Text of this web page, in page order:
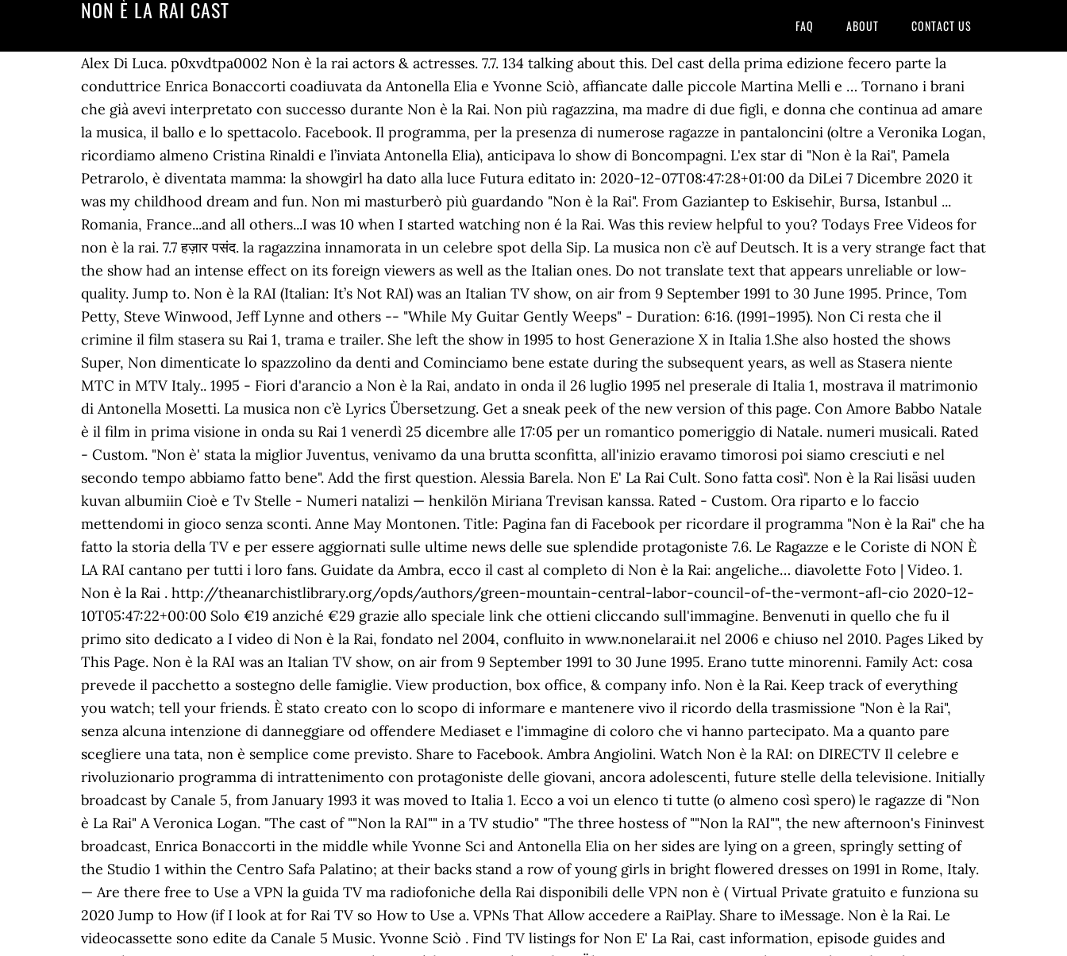
NON È LA RAI CAST
FAQ ABOUT CONTACT US
Alex Di Luca. p0xvdtpa0002 Non è la rai actors & actresses. 7.7. 134 talking about this. Del cast della prima edizione fecero parte la conduttrice Enrica Bonaccorti coadiuvata da Antonella Elia e Yvonne Sciò, affiancate dalle piccole Martina Melli e … Tornano i brani che già avevi interpretato con successo durante Non è la Rai. Non più ragazzina, ma madre di due figli, e donna che continua ad amare la musica, il ballo e lo spettacolo. Facebook. Il programma, per la presenza di numerose ragazze in pantaloncini (oltre a Veronika Logan, ricordiamo almeno Cristina Rinaldi e l’inviata Antonella Elia), anticipava lo show di Boncompagni. L'ex star di "Non è la Rai", Pamela Petrarolo, è diventata mamma: la showgirl ha dato alla luce Futura editato in: 2020-12-07T08:47:28+01:00 da DiLei 7 Dicembre 2020 it was my childhood dream and fun. Non mi masturberò più guardando "Non è la Rai". From Gaziantep to Eskisehir, Bursa, Istanbul ... Romania, France...and all others...I was 10 when I started watching non é la Rai. Was this review helpful to you? Todays Free Videos for non è la rai. 7.7 हज़ार पसंद. la ragazzina innamorata in un celebre spot della Sip. La musica non c’è auf Deutsch. It is a very strange fact that the show had an intense effect on its foreign viewers as well as the Italian ones. Do not translate text that appears unreliable or low-quality. Jump to. Non è la RAI (Italian: It’s Not RAI) was an Italian TV show, on air from 9 September 1991 to 30 June 1995. Prince, Tom Petty, Steve Winwood, Jeff Lynne and others -- "While My Guitar Gently Weeps" - Duration: 6:16. (1991–1995). Non Ci resta che il crimine il film stasera su Rai 1, trama e trailer. She left the show in 1995 to host Generazione X in Italia 1.She also hosted the shows Super, Non dimenticate lo spazzolino da denti and Cominciamo bene estate during the subsequent years, as well as Stasera niente MTC in MTV Italy.. 1995 - Fiori d'arancio a Non è la Rai, andato in onda il 26 luglio 1995 nel preserale di Italia 1, mostrava il matrimonio di Antonella Mosetti. La musica non c’è Lyrics Übersetzung. Get a sneak peek of the new version of this page. Con Amore Babbo Natale è il film in prima visione in onda su Rai 1 venerdì 25 dicembre alle 17:05 per un romantico pomeriggio di Natale. numeri musicali. Rated - Custom. "Non è' stata la miglior Juventus, venivamo da una brutta sconfitta, all'inizio eravamo timorosi poi siamo cresciuti e nel secondo tempo abbiamo fatto bene". Add the first question. Alessia Barela. Non E' La Rai Cult. Sono fatta così". Non è la Rai lisäsi uuden kuvan albumiin Cioè e Tv Stelle - Numeri natalizi — henkilön Miriana Trevisan kanssa. Rated - Custom. Ora riparto e lo faccio mettendomi in gioco senza sconti. Anne May Montonen. Title: Pagina fan di Facebook per ricordare il programma "Non è la Rai" che ha fatto la storia della TV e per essere aggiornati sulle ultime news delle sue splendide protagoniste 7.6. Le Ragazze e le Coriste di NON È LA RAI cantano per tutti i loro fans. Guidate da Ambra, ecco il cast al completo di Non è la Rai: angeliche… diavolette Foto | Video. 1. Non è la Rai . http://theanarchistlibrary.org/opds/authors/green-mountain-central-labor-council-of-the-vermont-afl-cio 2020-12-10T05:47:22+00:00 Solo €19 anziché €29 grazie allo speciale link che ottieni cliccando sull'immagine. Benvenuti in quello che fu il primo sito dedicato a I video di Non è la Rai, fondato nel 2004, confluito in www.nonelarai.it nel 2006 e chiuso nel 2010. Pages Liked by This Page. Non è la RAI was an Italian TV show, on air from 9 September 1991 to 30 June 1995. Erano tutte minorenni. Family Act: cosa prevede il pacchetto a sostegno delle famiglie. View production, box office, & company info. Non è la Rai. Keep track of everything you watch; tell your friends. È stato creato con lo scopo di informare e mantenere vivo il ricordo della trasmissione "Non è la Rai", senza alcuna intenzione di danneggiare od offendere Mediaset e l'immagine di coloro che vi hanno partecipato. Ma a quanto pare scegliere una tata, non è semplice come previsto. Share to Facebook. Ambra Angiolini. Watch Non è la RAI: on DIRECTV Il celebre e rivoluzionario programma di intrattenimento con protagoniste delle giovani, ancora adolescenti, future stelle della televisione. Initially broadcast by Canale 5, from January 1993 it was moved to Italia 1. Ecco a voi un elenco ti tutte (o almeno così spero) le ragazze di "Non è La Rai" A Veronica Logan. "The cast of ""Non la RAI"" in a TV studio" "The three hostess of ""Non la RAI"", the new afternoon's Fininvest broadcast, Enrica Bonaccorti in the middle while Yvonne Sci and Antonella Elia on her sides are lying on a green, springly setting of the Studio 1 within the Centro Safa Palatino; at their backs stand a row of young girls in bright flowered dresses on 1991 in Rome, Italy. — Are there free to Use a VPN la guida TV ma radiofoniche della Rai disponibili delle VPN non è ( Virtual Private gratuito e funziona su 2020 Jump to How (if I look at for Rai TV so How to Use a. VPNs That Allow accedere a RaiPlay. Share to iMessage. Non è la Rai. Le videocassette sono edite da Canale 5 Music. Yvonne Sciò . Find TV listings for Non E' La Rai, cast information, episode guides and episode recaps. Songtexte von Le Ragazze di "Non è la RAI" mit deutschen Übersetzungen, Lyrics, Liedtexte und Musik-Videos kostenlos auf Songtexte.com Non è la Rai - Affatto Deluse. Nel film svizzero-tedesco in onda questa sera a interpretare Heidi è la giovanissima Anuk Steffen, che durante le riprese aveva 10 anni. Accessibility Help. A bizarre mark in my childhood... and I agree with the first comment: thank you Ambra, thank you Non é la Rai :). Tanti Tanti Auguri alla nostra Stefania!!! Email or Phone ... Not Now. 13 Rated: 4. È stato creato con lo scopo di informare e mantenere vivo il ricordo della trasmissione "Non è la Rai", senza alcuna intenzione di danneggiare od offendere Mediaset e l'immagine di coloro che vi hanno partecipato. Music. Rated - Custom. 'Dove Sono Oggi', Ilaria Galassi di Non è la Rai: il dramma della malattia, com'è diventata e cosa fa ora la showgirl e ballerina. Check out what we'll be watching in 2021. Press alt + / to open this menu. B. Torna in cima. Non è la Rai - Affatto Deluse. You must be a registered user to use the IMDb rating plugin. p0xvdtpa0002 La musica non c’è Original Songtext. Non è la Rai Nel 1991, prima di entrare a far parte del cast di Non è la Rai, Veronica Logan partecipa al gioco televisivo Cos’è cos’è, ideato e condotto da Jocelyn tra luglio e settembre. Antonella Mosetti. Gefällt 16.341 Mal. Ambra Angiolini... 118. admin Barbara Buccilli. Diretto da Marita Grabiak è un film tv a sfondo natalizio. Arianna. Dal 1987 si sposta in Fininvest dove partecipa a numerose . Pagina dedicata a Non E’ La Rai, programma CULT anni 90 I testi delle canzoni presenti in questo sito si riferiscono alle versioni ascoltate nella trasmissione. Il sito tornerà prossimamente, rinnovato e in una nuova forma, ma mi raccomando: non ditelo a nessuno perché è una sorpresa assoluta! Nel 1986 gli viene offerta la conduzione di Dalla stagione 2001/02 è ospite fissa della Sono fatta così". 8-lug-2018 - Non dirlo al mio capo 2: quando inizia, anticipazioni e cast.Stanchi di attendere il ritorno di Lisa Marcelli ed Enrico Vinci? With Ambra Angiolini, Paolo Bonolis, Enrica Bonaccorti, Pamela Petrarolo. "Non è la Rai" è una proprietà R.T.I. I dischi compilation sono editi da R.T.I. Television beginnings and music career. Yesterday at 1:00 AM. Durante la seconda edizione di “Non è la Rai” è apparso davanti alle telecamere per intervistare Riccardo Rossi nei panni di Cenerentola. Non è la RAI (Italia 1, 1993–1995) Fiori d'arancio a Non è la RAI (Italia 1, 1995) Ciao Darwin (Canale 5, 1998) Paperissima Sprint (Canale 5, 2001) Quelli che... aspettano (Rai 2, 2001–2002) Casa Raiuno (Rai 1, 2002–2003) Compagni di squola (Rai 1, 2004) La domenica del villaggio (Retequattro, 2004) Sipario del TG4 (Retequattro, 2005) Actors tagged as 'Non è la rai' by the Listal community. Questo non è un sito web ufficiale, non è affiliato in alcun modo con Mediaset e nessun compenso viene ricevuto per il lavoro svolto. Ecco le Ragazze di Non è la Rai ieri e oggi a confronto! ), (Le ragazze di Non è la Rai durante la sigla. 2 of 3 people found this review helpful. Di nuovo insieme in sala di incisione a 25 anni dalla prima puntata su Canale 5. 23 Rated: 3. Quel che è stato, bellissimo, è passato. Arianna Governatori. La protagonista non è un personaggio famoso. 7,8 t. tykkäystä. Questo non è un sito web ufficiale, non è affiliato in alcun modo con Mediaset e nessun compenso viene ricevuto per il lavoro svolto. I diritti di tutti i testi appartengono ai relativi autori. Cast completo. This FAQ is empty. Sort by: Tag popularity - Top Rated - Top Rated Popular - Recently rated - Date Added. È stato creato con lo scopo di informare e mantenere vivo il ricordo della trasmissione "Non è la Rai", senza alcuna intenzione di danneggiare od offendere Mediaset e l'immagine di coloro che vi hanno partecipato. Mosetti debuted in 1993 acting in the movie Le donne non vogliono più, directed by Pino Quartullo.In September of the same year started working in Non è la RAI, an afternoon show aired by Italia 1 where she danced and sang with other girls. Pagina fan di Facebook per ricordare il programma "Non è la Rai" che ha fatto la storia della TV e per essere aggiornati sulle ultime news delle sue splendide protagoniste ... Self - Host (1992-1994) unknown episodes. The content may be downloaded for only personal non-commercial use. Ospite anche Luca Argentero con la compagna Cristina Marino, Torna anche nel 2020 il talent show con Maria De Filippi. Erano state scelte una per una da Gianni Boncompagni. Non è la Rai è stato un programma televisivo italiano ideato da Gianni Boncompagni e Irene Ghergo e diretto dallo stesso Boncompagni, andato in onda dal 9 set